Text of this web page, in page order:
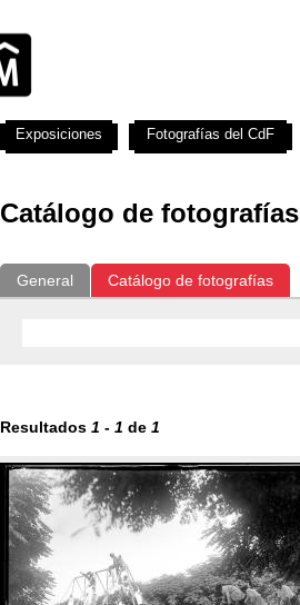
Catálogo de fotografías
General Catálogo de fotografías
Resultados 1 - 1 de 1
Exposiciones Fotografías del CdF